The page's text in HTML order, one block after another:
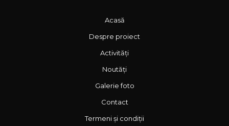
Acasă
Despre proiect
Activități
Noutăți
Galerie foto
Contact
Termeni și condiții